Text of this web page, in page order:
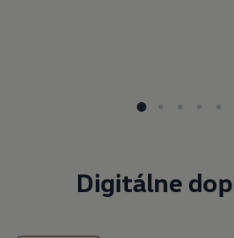
Digitálne